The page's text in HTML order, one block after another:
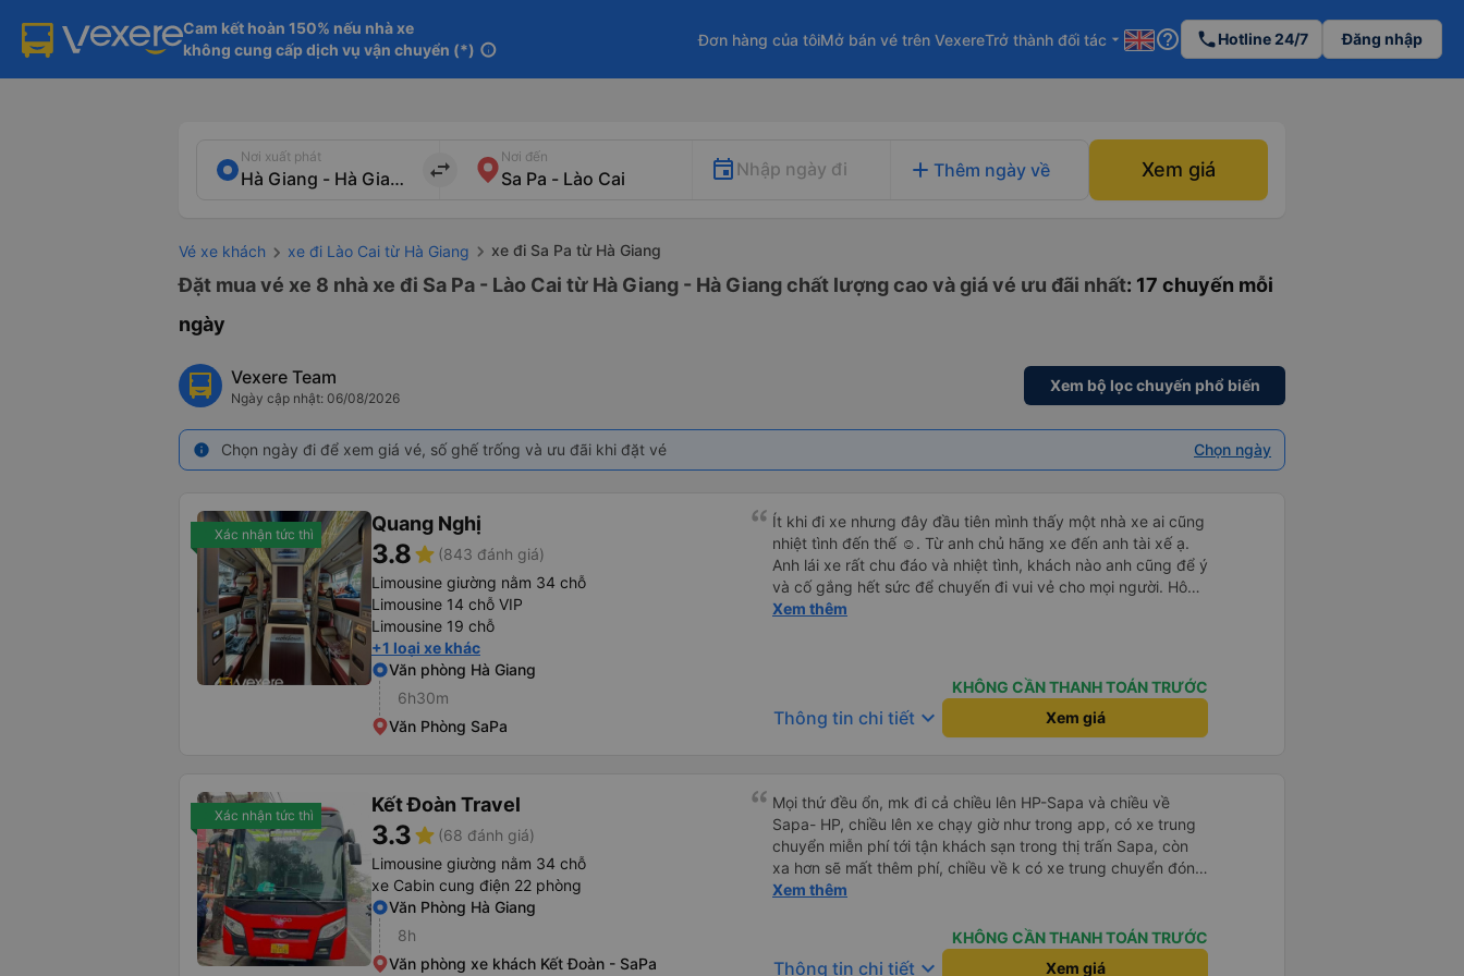
Cam kết hoàn 150% nếu nhà xe
không cung cấp dịch vụ vận chuyển (*) info
Đơn hàng của tôiMở bán vé trên VexereTrở thành đối tác arrow_drop_down help_outline phoneHotline 24/7 Đăng nhập
Nơi xuất phát
import_export
Nơi đến
Nhập ngày đi add Thêm ngày về Xem giá
Vé xe khách xe đi Lào Cai từ Hà Giang xe đi Sa Pa từ Hà Giang
Đặt mua vé xe 8 nhà xe đi Sa Pa - Lào Cai từ Hà Giang - Hà Giang chất lượng cao và giá vé ưu đãi nhất: 17 chuyến mỗi
ngày
Vexere Team
Ngày cập nhật: 06/08/2026
Xem bộ lọc chuyến phổ biến
info Chọn ngày đi để xem giá vé, số ghế trống và ưu đãi khi đặt vé Chọn ngày
Xác nhận tức thì Quang Nghị
3.8star (843 đánh giá)
Limousine giường nằm 34 chỗ
Limousine 14 chỗ VIP
Limousine 19 chỗ
+1 loại xe khác
Văn phòng Hà Giang
6h30m
Văn Phòng SaPa
Ít khi đi xe nhưng đây đầu tiên mình thấy một nhà xe ai cũng
nhiệt tình đến thế ☺️. Từ anh chủ hãng xe đến anh tài xế ạ.
Anh lái xe rất chu đáo và nhiệt tình, khách nào anh cũng để ý
và cố gắng hết sức để chuyến đi vui vẻ cho mọi người. Hôm
qua cuối tuần nên rất đông, đường tắc làm xe đi muộn nhiều,
khiến mọi người thấy thoải mái vui vẻ nhất có thể. Mình nghĩ
hãng xe có thể có thêm phụ xe ở tất cả các xe cho lái xe đỡ
mệt, tìm thêm các bạn phụ xe biết nói tiếng Anh, hoặc mở
các lớp phụ đạo dạy tiếng Anh giao tiếp cho các anh lái xe
giao tiếp được với tài xế, nên dù tài xế - phụ xe có nhiệt tình
đến đâu, chưa chắc họ đã hiểu được hay có trải nghiệm vui
trên xe.
Xem thêm
KHÔNG CẦN THANH TOÁN TRƯỚC
Thông tin chi tiết keyboard_arrow_down Xem giá
Xác nhận tức thì Kết Đoàn Travel
3.3star (68 đánh giá)
Limousine giường nằm 34 chỗ
xe Cabin cung điện 22 phòng
Văn Phòng Hà Giang
8h
Văn phòng xe khách Kết Đoàn - SaPa
Mọi thứ đều ổn, mk đi cả chiều lên HP-Sapa và chiều về
Sapa- HP, chiều lên xe chạy giờ như trong app, có xe trung
chuyển miễn phí tới tận khách sạn trong thị trấn Sapa, còn
xa hơn sẽ mất thêm phí, chiều về k có xe trung chuyển đón,
phải tự ra điểm đón tại 599 Điện Biên Phủ, chiều về xe đi
Xem thêm
KHÔNG CẦN THANH TOÁN TRƯỚC
Thông tin chi tiết keyboard_arrow_down Xem giá